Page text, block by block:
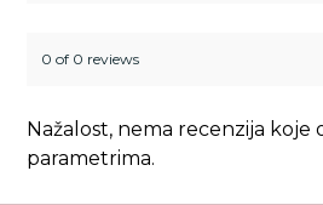
0 of 0 reviews
Nažalost, nema recenzija koje
parametrima.